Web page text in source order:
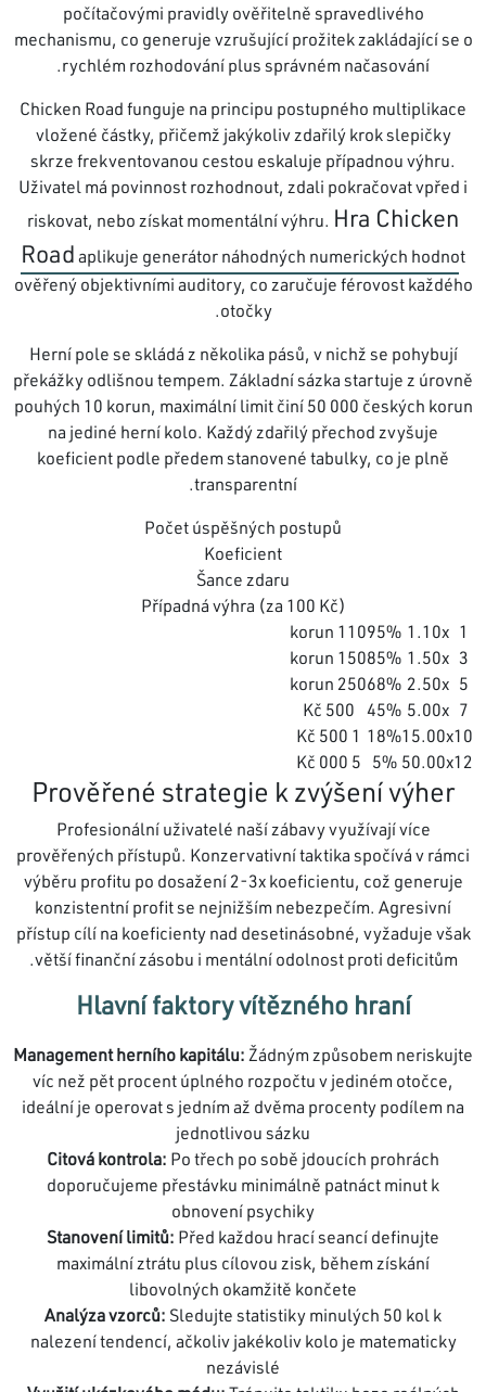
počítačovými pravidly ověřitelně spravedlivého
mechanismu, co generuje vzrušující prožitek zakládající se o
rychlém rozhodování plus správném načasování.
Chicken Road funguje na principu postupného multiplikace
vložené částky, přičemž jakýkoliv zdařilý krok slepičky
skrze frekventovanou cestou eskaluje případnou výhru.
Uživatel má povinnost rozhodnout, zdali pokračovat vpřed i
riskovat, nebo získat momentální výhru. Hra Chicken
Roadaplikuje generátor náhodných numerických hodnot
ověřený objektivními auditory, co zaručuje férovost každého
otočky.
Herní pole se skládá z několika pásů, v nichž se pohybují
překážky odlišnou tempem. Základní sázka startuje z úrovně
pouhých 10 korun, maximální limit činí 50 000 českých korun
na jediné herní kolo. Každý zdařilý přechod zvyšuje
koeficient podle předem stanovené tabulky, co je plně
transparentní.
Počet úspěšných postupů
Koeficient
Šance zdaru
Případná výhra (za 100 Kč)
1
1.10x
95%
110 korun
3
1.50x
85%
150 korun
5
2.50x
68%
250 korun
7
5.00x
45%
500 Kč
10
15.00x
18%
1 500 Kč
12
50.00x
5%
5 000 Kč
Prověřené strategie k zvýšení výher
Profesionální uživatelé naší zábavy využívají více
prověřených přístupů. Konzervativní taktika spočívá v rámci
výběru profitu po dosažení 2-3x koeficientu, což generuje
konzistentní profit se nejnižším nebezpečím. Agresivní
přístup cílí na koeficienty nad desetinásobné, vyžaduje však
větší finanční zásobu i mentální odolnost proti deficitům.
Hlavní faktory vítězného hraní
Management herního kapitálu: Žádným způsobem neriskujte
víc než pět procent úplného rozpočtu v jediném otočce,
ideální je operovat s jedním až dvěma procenty podílem na
jednotlivou sázku
Citová kontrola: Po třech po sobě jdoucích prohrách
doporučujeme přestávku minimálně patnáct minut k
obnovení psychiky
Stanovení limitů: Před každou hrací seancí definujte
maximální ztrátu plus cílovou zisk, během získání
libovolných okamžitě končete
Analýza vzorců: Sledujte statistiky minulých 50 kol k
nalezení tendencí, ačkoliv jakékoliv kolo je matematicky
nezávislé